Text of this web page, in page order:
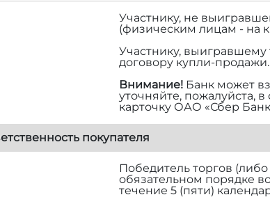
Участнику, не
(физическим лицам - на
Участнику, выигравшему
договору купли-продажи.
Внимание! Банк может
уточняйте, пожалуйста,
карточку ОАО «Сбер
покупателя
Победитель торгов
обязательном порядке
течение 5 (пяти)